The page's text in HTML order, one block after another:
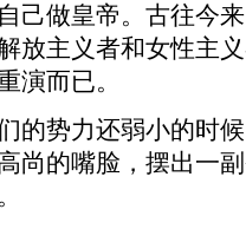
己做皇帝。古往今
放主义者和女性主
演而已。
的势力还弱小的时
尚的嘴脸，摆出一